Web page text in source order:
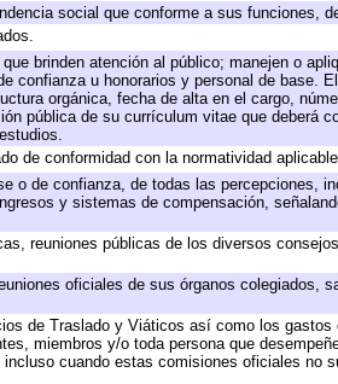
social que conforme a sus funciones,
brinden atención al público; manejen o
confianza u honorarios y personal de base.
orgánica, fecha de alta en el cargo,
pública de su currículum vitae que deberá
de conformidad con la normatividad aplicable
o de confianza, de todas las percepciones,
y sistemas de compensación,
reuniones públicas de los diversos
oficiales de sus órganos colegiados,
de Traslado y Viáticos así como los gastos
miembros y/o toda persona que
cuando estas comisiones oficiales no